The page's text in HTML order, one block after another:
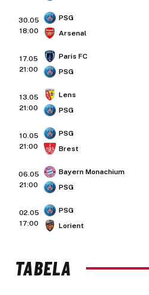
30.05
18:00
PSG
Arsenal
17.05
21:00
Paris FC
PSG
13.05
21:00
Lens
PSG
10.05
21:00
PSG
Brest
06.05
21:00
Bayern Monachium
PSG
02.05
17:00
PSG
Lorient
TABELA